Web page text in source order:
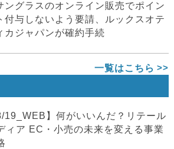
ングラスのオンライン販売でポイン
付与しないよう要請、ルックスオテ
カジャパンが確約手続
一覧はこちら
19_WEB】何がいいんだ？リテール
ィア EC・小売の未来を変える事業